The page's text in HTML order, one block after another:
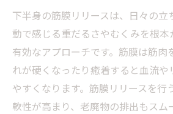
リリースとマッサージの
る
札幌南北線沿線で受けら
力
慢性的な脚の重さに効く
下半身の筋膜リリースは、日々の立
動で感じる重だるさやむくみを根
有効なアプローチです。筋膜は筋肉
れが硬くなったり癒着すると血流や
やすくなります。筋膜リリースを行
軟性が高まり、老廃物の排出もスム